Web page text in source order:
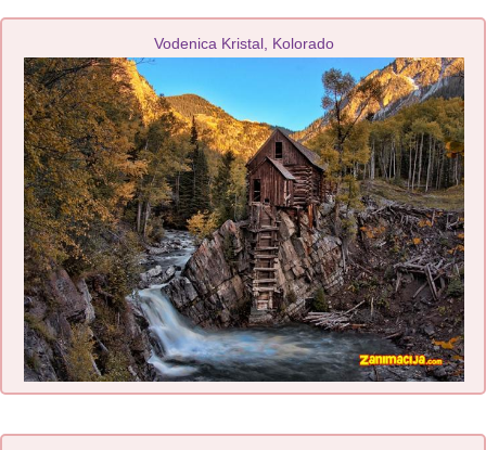
Vodenica Kristal, Kolorado